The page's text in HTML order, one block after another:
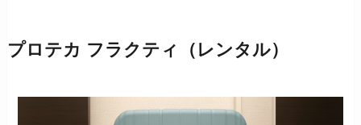
プロテカ フラクティ（レンタル）